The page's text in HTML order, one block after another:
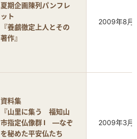
夏期企画陳列パンフレ
ット
『養鸕徹定上人とその
著作』
2009年8月
資料集
『山里に集う 福知山
市指定仏像群 I ―なぞ
を秘めた平安仏たち
2009年3月